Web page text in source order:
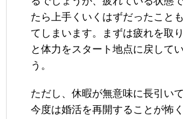
たら上手くいくはずだったこと
てしまいます。まずは疲れを取
と体力をスタート地点に戻して
う。
ただし、休暇が無意味に長引い
今度は婚活を再開することが怖